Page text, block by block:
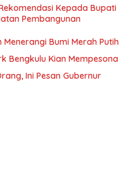
Kepada Bupati
Pembangunan
Bumi Merah Putih
Bengkulu Kian Mempesona
Ini Pesan Gubernur